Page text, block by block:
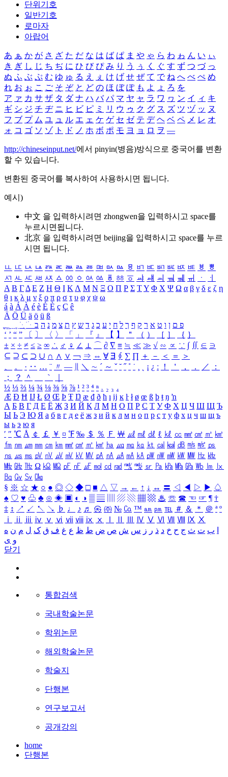
단위기호
일반기호
로마자
아랍어
あ ぁ か が さ ざ た だ な は ば ぱ ま や ゃ ら わ ゎ ん い ぃ
き ぎ し じ ち ぢ に ひ び ぴ み り う ぅ く ぐ す ず つ づ っ
ぬ ふ ぶ ぷ む ゆ ゅ る え ぇ け げ せ ぜ て で ね へ べ ぺ め
れ お ぉ こ ご そ ぞ と ど の ほ ぼ ぽ も よ ょ ろ を
ア ァ カ サ ザ タ ダ ナ ハ バ パ マ ヤ ャ ラ ワ ヮ ン イ ィ キ
ギ シ ジ チ ヂ ニ ヒ ビ ピ ミ リ ウ ゥ ク グ ス ズ ツ ヅ ッ ヌ
フ ブ プ ム ユ ュ ル エ ェ ケ ゲ セ ゼ テ デ ヘ ベ ペ メ レ オ
ォ コ ゴ ソ ゾ ト ド ノ ホ ボ ポ モ ヨ ョ ロ ヲ ―
http://chineseinput.net/에서 pinyin(병음)방식으로 중국어를 변환
할 수 있습니다.
변환된 중국어를 복사하여 사용하시면 됩니다.
예시)
中文 을 입력하시려면 zhongwen을 입력하시고 space를
누르시면됩니다.
北京 을 입력하시려면 beijing을 입력하시고 space를 누르
시면 됩니다.
ㅥ ㅦ ㅧ ㅨ ㅩ ㅪ ㅫ ㅬ ㅭ ㅮ ㅯ ㅰ ㅱ ㅲ ㅳ ㅴ ㅵ ㅶ ㅷ ㅸ
ㅹ
ㅺ ㅻ ㅼ ㅽ ㅾ ㅿ ㆀ ㆁ ㆂ ㆃ ㆄ ㆅ ㆆ ㆇ ㆈ ㆉ ㆊ ㆋ ㆌ ㆍ
ㆎ
Α Β ΓΔ Ε Ζ Η Θ Ι ΚΛ Μ Ν Ξ Ο Π Ρ Σ ΤΥ Φ Χ Ψ Ω α β γ δ ε ζ η
θ ι κ λ μ ν ξ ο π ρ σ τ υ φ χ ψ ω
á à Á À é è É È ç Ç ê
Ä Ö Ü ä ö ü ß
ִֶֹ ֻּ ׁׂ פ ם ן ו ט א ר ק ף ך ל ח י ע כ ג ד ש ץ ת צ מ נ ה ב
‘ ’ “ ” 〔 〕 〈 〉 「 」 『 』 【 】 ＂ （ ） ［ ］ ｛ ｝
± × ÷ ≠ ≤ ≥ ∞ ∴ ♂ ♀ ∠ ⊥ ⌒ ∂ ∇ ≡ ≒ ≪ ≫ √ ∽ ∝ ∵ ∫ ∬ ∈ ∋
⊆ ⊇ ⊂ ⊃ ∪ ∩ ∧ ∨ ￢ ⇒ ⇔ ∀ ∃ ∮ ∑ ∏ ＋ － ＜ ＝
＞
、
。 · ‥ … ¨ 〃 ― ＼ ∼ ´ ～ ˇ ˘ ˝ ˚ ˙ ¸ ¡ ¿ ː ！ ＇ ， ． ／
：
；
？ ＾ ｀
½ ⅓ ⅔ ¼ ¾ ⅛ ⅜ ⅝ ⅞ ¹ ² ³ ⁴ ⁿ ₁ ₂ ₃ ₄
Æ Ð Ħ Ĳ Ł Ø Œ Þ Ŧ Ŋ æ đ ð ħ ı ĳ ĸ ŀ ł ø œ ß þ ŧ ŋ ŉ
А Б В Г Д Е Ё Ж З И Й К Л М Н О П Р С Т У Ф Х Ц Ч Ш Щ Ъ
Ы Ь Э Ю Я а б в г д е ё ж з и й к л м н о п р с т у ф х ц ч ш щ ъ
ы ь э ю я
′ ″ ℃ Å ￠ ￡ ￥ ¤ ℉ ‰ ＄ ％ Ｆ ￦ ㎕ ㎖ ㎗ ℓ ㎘ ㏄ ㎣ ㎤ ㎥ ㎦
㎙ ㎚ ㎛ ㎜ ㎝ ㎞ ㎟ ㎠ ㎡ ㎢ ㏊ ㎍ ㎎ ㎏ ㏏ ㎈ ㎉ ㏈ ㎧ ㎨ ㎰
㎱ ㎲ ㎳ ㎴ ㎵ ㎶ ㎷ ㎸ ㎹ ㎀ ㎁ ㎂ ㎃ ㎄ ㎺ ㎻ ㎽ ㎾ ㎿ ㎐ ㎑
㎒ ㎓ ㎔ Ω ㏀ ㏁ ㎊ ㎋ ㎌ ㏖ ㏅ ㎭ ㎮ ㎯ ㏛ ㎩ ㎪ ㎫ ㎬ ㏝ ㏐
㏓
㏃ ㏉ ㏜ ㏆
§ ※ ☆ ★ ○ ● ◎ ◇ ◆ □ ■ △ ▽ → ← ↑ ↓ ↔ 〓 ◁ ◀ ▷ ▶ ♤
♠ ♡ ♥ ♧ ♣ ⊙ ◈ ▣ ◐ ◑ ▒ ▤ ▨ ▧ ▦ ▩ ♨ ☏ ☎ ☜ ☞ ¶ †
‡ ↕ ↗ ↙ ↖ ↘ ♭ ♩ ♪ ♬ ㉿ ㈜ № ㏇ ™ ㏂ ㏘ ℡ ＃ ＆ ＊ ＠ ª º
ⅰ
ⅱ ⅲ ⅳ ⅴ ⅵ ⅶ ⅷ ⅸ ⅹ Ⅳ Ⅴ Ⅵ Ⅶ Ⅷ Ⅸ Ⅹ
ب ت ث ج ح خ د ذ ر ز س ش ص ض ط ظ ع غ ف ق ک ل م ن ه
و ی
닫기
통합검색
국내학술논문
학위논문
해외학술논문
학술지
단행본
연구보고서
공개강의
home
단행본